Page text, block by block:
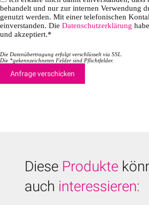
r
.
r
.
behandelt und nur zur internen Verwendung
genutzt werden. Mit einer telefonischen
einverstanden. Die Datenschutzerklärung
und akzeptiert.*
Die Datenübertragung erfolgt verschlüsselt via SSL.
Die *gekennzeichneten Felder sind Pflichtfelder.
Diese Produkte
auch interessieren: